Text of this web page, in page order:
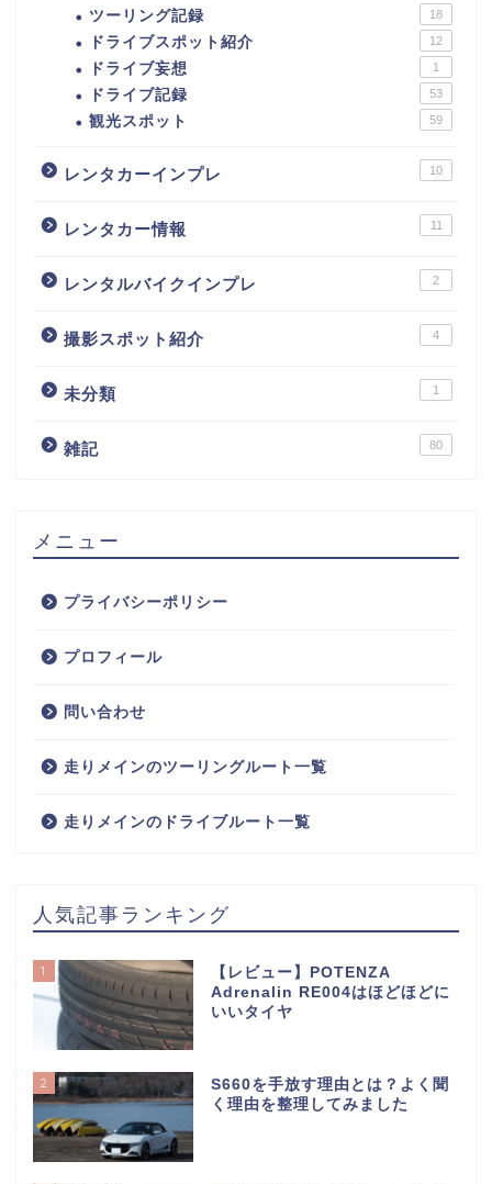
ツーリング記録 18
ドライブスポット紹介 12
ドライブ妄想 1
ドライブ記録 53
観光スポット 59
レンタカーインプレ 10
レンタカー情報 11
レンタルバイクインプレ 2
撮影スポット紹介 4
未分類 1
雑記 80
メニュー
プライバシーポリシー
プロフィール
問い合わせ
走りメインのツーリングルート一覧
走りメインのドライブルート一覧
人気記事ランキング
1
【レビュー】POTENZA
Adrenalin RE004はほどほどに
いいタイヤ
2
S660を手放す理由とは？よく聞
く理由を整理してみました